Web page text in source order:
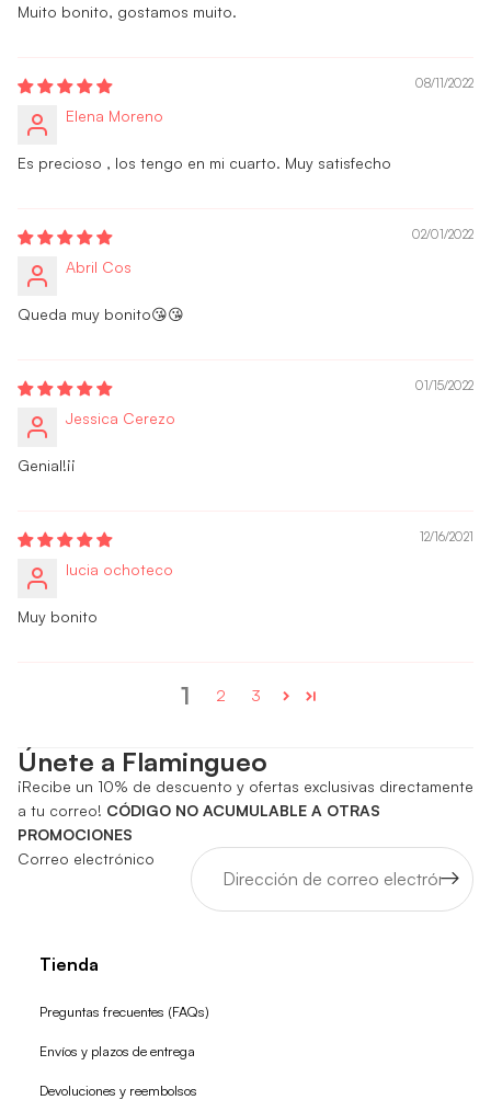
Muito bonito, gostamos muito.
08/11/2022
Elena Moreno
Es precioso , los tengo en mi cuarto. Muy satisfecho
02/01/2022
Abril Cos
Queda muy bonito😘😘
01/15/2022
Jessica Cerezo
Genial!¡¡
12/16/2021
lucia ochoteco
Muy bonito
1 2 3
Únete a Flamingueo
¡Recibe un 10% de descuento y ofertas exclusivas directamente
a tu correo! CÓDIGO NO ACUMULABLE A OTRAS
PROMOCIONES
Correo electrónico
Tienda
Preguntas frecuentes (FAQs)
Envíos y plazos de entrega
Devoluciones y reembolsos